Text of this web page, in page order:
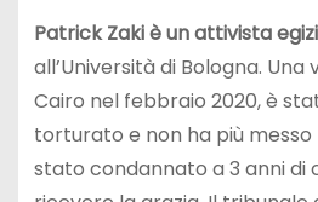
Patrick Zaki è un attivista
all’Università di Bologna.
Cairo nel febbraio 2020, è
torturato e non ha più messo
stato condannato a 3 anni di